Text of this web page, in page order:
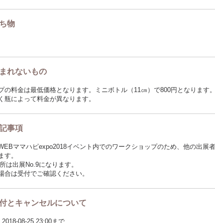
物
れないもの
の料金は最低価格となります。ミニボトル（11㎝）で800円となります。
瓶によって料金が異なります。
事項
ママハピexpo2018イベント内でのワークショップのため、他の出展
す。
は出展No.9になります。
合は受付でご確認ください。
とキャンセルについて
08-25 23:00まで